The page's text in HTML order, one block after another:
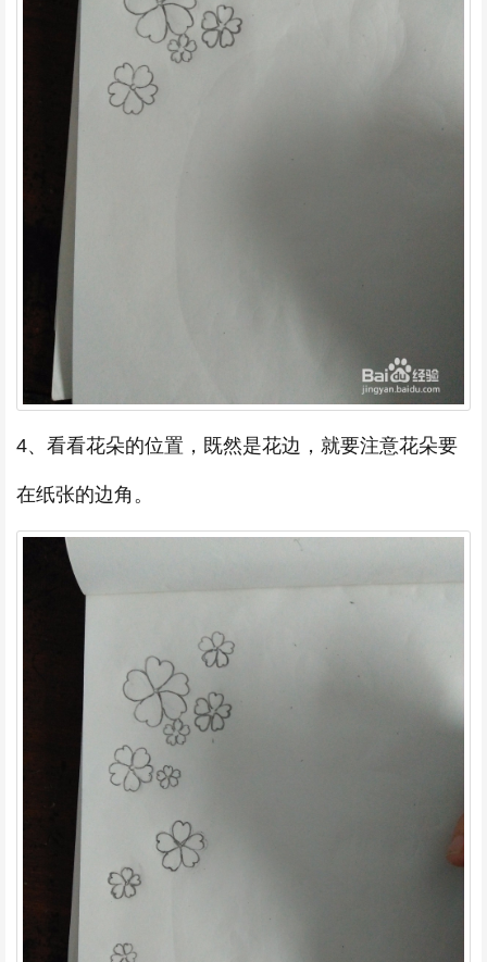
4、看看花朵的位置，既然是花边，就要注意花朵要
在纸张的边角。